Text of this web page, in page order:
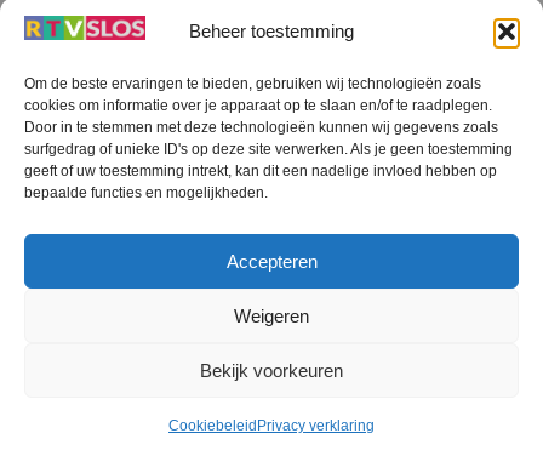
Beheer toestemming
Om de beste ervaringen te bieden, gebruiken wij technologieën zoals
cookies om informatie over je apparaat op te slaan en/of te raadplegen.
Door in te stemmen met deze technologieën kunnen wij gegevens zoals
surfgedrag of unieke ID's op deze site verwerken. Als je geen toestemming
geeft of uw toestemming intrekt, kan dit een nadelige invloed hebben op
bepaalde functies en mogelijkheden.
Accepteren
Weigeren
Bekijk voorkeuren
Cookiebeleid Privacy verklaring
Terug
naar
boven
RTV SLOS
RTV SLOS ANBI